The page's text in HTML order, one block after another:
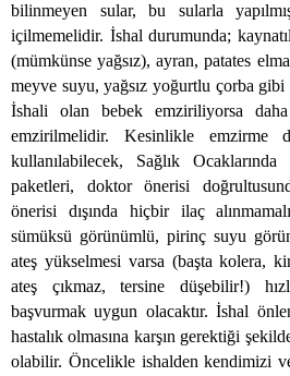
bilinmeyen sular, bu sularla
içilmemelidir. İshal durumunda;
(mümkünse yağsız), ayran, patates
meyve suyu, yağsız yoğurtlu çorba
İshali olan bebek emziriliyorsa
emzirilmelidir. Kesinlikle emzirme
kullanılabilecek, Sağlık
paketleri, doktor önerisi
önerisi dışında hiçbir ilaç
sümüksü görünümlü, pirinç suyu
ateş yükselmesi varsa (başta kolera,
ateş çıkmaz, tersine düşebilir!)
başvurmak uygun olacaktır. İshal
hastalık olmasına karşın gerektiği
olabilir. Öncelikle ishalden kendimizi